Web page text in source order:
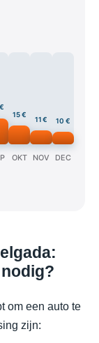
15 €
OKT
11 €
NOV
10 €
DEC
om een auto te
zijn: